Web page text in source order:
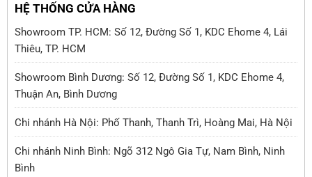
HỆ THỐNG CỬA HÀNG
Showroom TP. HCM: Số 12, Đường Số 1, KDC Ehome 4, Lái
Thiêu, TP. HCM
Showroom Bình Dương: Số 12, Đường Số 1, KDC Ehome 4,
Thuận An, Bình Dương
Chi nhánh Hà Nội: Phố Thanh, Thanh Trì, Hoàng Mai, Hà Nội
Chi nhánh Ninh Bình: Ngõ 312 Ngô Gia Tự, Nam Bình, Ninh
Bình